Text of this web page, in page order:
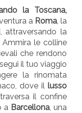
la Toscana,
a Roma, la
attraversando la
Ammira le colline
che rendono
il tuo viaggio
la rinomata
dove il lusso
il confine
a Barcellona, una